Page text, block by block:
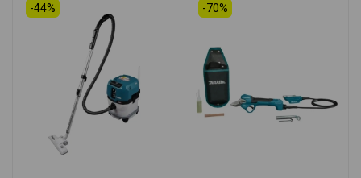
-44% -70%